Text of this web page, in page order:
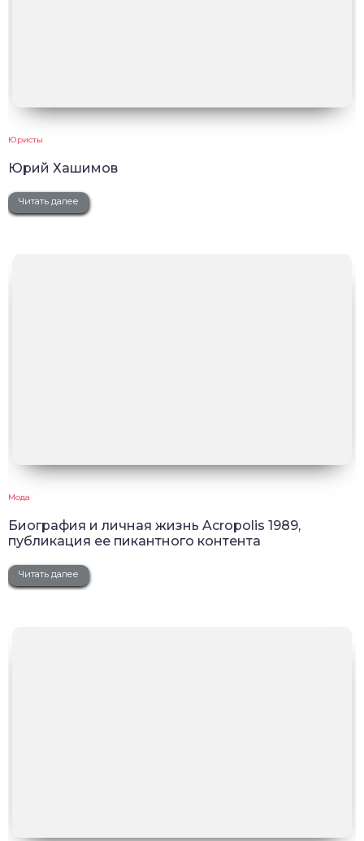
Юристы
Юрий Хашимов
Читать далее
Мода
Биография и личная жизнь Acropolis 1989,
публикация ее пикантного контента
Читать далее